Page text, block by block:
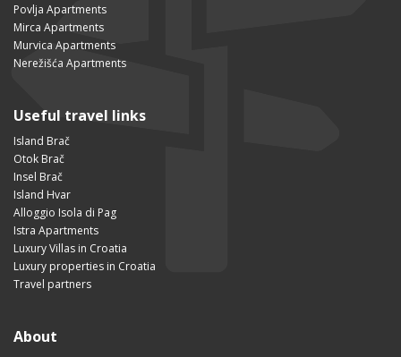
Povlja Apartments
Mirca Apartments
Murvica Apartments
Nerežišća Apartments
Useful travel links
Island Brač
Otok Brač
Insel Brač
Island Hvar
Alloggio Isola di Pag
Istra Apartments
Luxury Villas in Croatia
Luxury properties in Croatia
Travel partners
About